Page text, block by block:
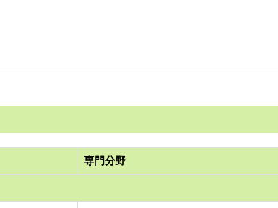
専門分野